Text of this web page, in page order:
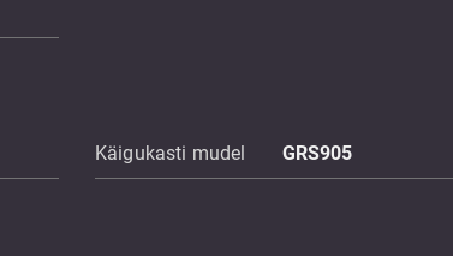
Käigukasti mudel GRS905